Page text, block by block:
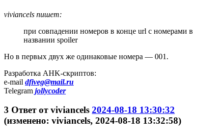
viviancels пишет:
при совпадении номеров в конце url с номерами в
названии spoiler
Но в первых двух же одинаковые номера — 001.
Разработка AHK-скриптов:
e-mail dfiveg@mail.ru
Telegram jollycoder
3 Ответ отviviancels 2024-08-18 13:30:32
(изменено: viviancels, 2024-08-18 13:32:58)